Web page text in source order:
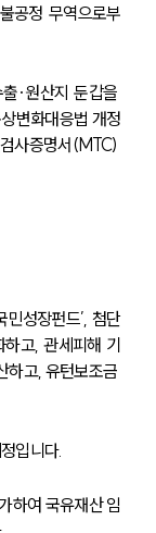
공정 무역으로부
·원산지 둔갑을
변화대응법 개정
사증명서(MTC)
성장펀드’, 첨단
고, 관세피해 기
하고, 유턴보조금
입니다.
하여 국유재산 임